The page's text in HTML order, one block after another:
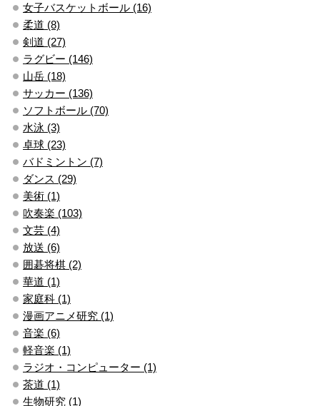
女子バスケットボール (16)
柔道 (8)
剣道 (27)
ラグビー (146)
山岳 (18)
サッカー (136)
ソフトボール (70)
水泳 (3)
卓球 (23)
バドミントン (7)
ダンス (29)
美術 (1)
吹奏楽 (103)
文芸 (4)
放送 (6)
囲碁将棋 (2)
華道 (1)
家庭科 (1)
漫画アニメ研究 (1)
音楽 (6)
軽音楽 (1)
ラジオ・コンピューター (1)
茶道 (1)
生物研究 (1)